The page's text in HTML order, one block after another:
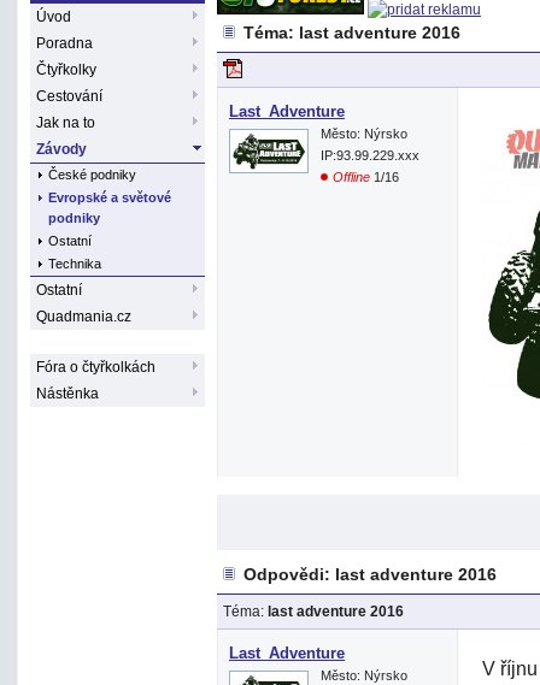
Úvod
Poradna
Čtyřkolky
Cestování
Jak na to
Závody
České podniky
Evropské a světové
podniky
Ostatní
Technika
Ostatní
Quadmania.cz
Fóra o čtyřkolkách
Nástěnka
Téma: last adventure 2016
Last_Adventure
Město: Nýrsko
IP:93.99.229.xxx
Offline 1/16
Odpovědi: last adventure 2016
Téma: last adventure 2016
Last_Adventure
Město: Nýrsko
V